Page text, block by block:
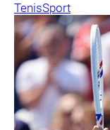
TenisSport